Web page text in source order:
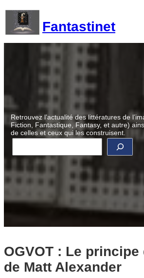
contenu
Fantastinet
Retrouvez l’actualité des littératures de
Fiction, Fantastique, Fantasy, et autre)
de celles et ceux qui les construisent.
R
c
e
e
OGVOT : Le principe
de Matt Alexander